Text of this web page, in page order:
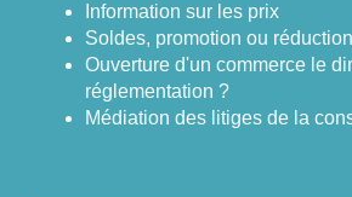
Information sur les prix
Soldes, promotion ou
Ouverture d'un commerce le
réglementation ?
Médiation des litiges de la